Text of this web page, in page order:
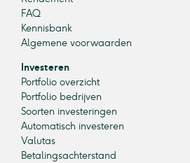
FAQ
Kennisbank
Algemene voorwaarden
Investeren
Portfolio overzicht
Portfolio bedrijven
Soorten investeringen
Automatisch investeren
Valutas
Betalingsachterstand